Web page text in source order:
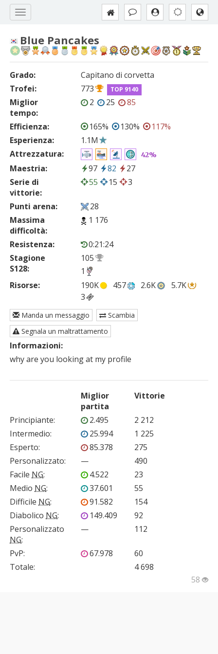
Blue Pancakes
Grado:
Capitano di corvetta
Trofei:
773 TOP 9140
Miglior
tempo:
2 25 85
Efficienza: 165% 130%
117%
Esperienza:
1.1M
Attrezzatura:
42%
Maestria: 97 82
27
Serie di
vittorie:
55 15 3
Punti arena:
28
Massima
difficoltà:
1 176
Resistenza:
0:21:24
Stagione
S128:
105
1
Risorse:
190K 457 2.6K
5.7K
3
Manda un messaggio
Scambia
Segnala un maltrattamento
Informazioni:
why are you looking at my profile
Miglior
partita
Vittorie
Principiante: 2.495
2 212
Intermedio: 25.994
1 225
Esperto: 85.378
275
Personalizzato: —
490
Facile NG: 4.522
23
Medio NG: 37.601
55
Difficile NG: 91.582
154
Diabolico NG: 149.409
92
Personalizzato
NG:
— 112
PvP: 67.978
60
Totale:
4 698
58